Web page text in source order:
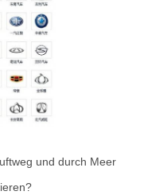
und durch Meer